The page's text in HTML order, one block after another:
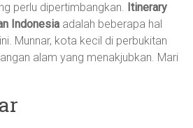
perlu dipertimbangkan. Itinerary
Indonesia adalah beberapa hal
Munnar, kota kecil di perbukitan
alam yang menakjubkan. Mari